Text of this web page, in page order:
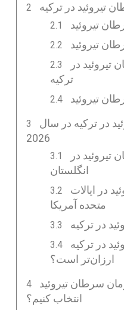
تیروئید در ترکیه
تیروئید
تیروئید
در
ترکیه
تیروئید
در ترکیه در سال
2026
در
انگلستان
در ایالات
متحده آمریکا
در ترکیه
در ترکیه
ارزان‌تر است؟
سرطان تیروئید
انتخاب کنیم؟